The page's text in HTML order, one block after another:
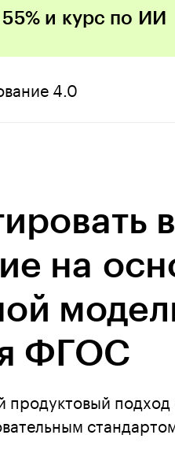
и курс по ИИ
4.0
на
ФГОС
продуктовый